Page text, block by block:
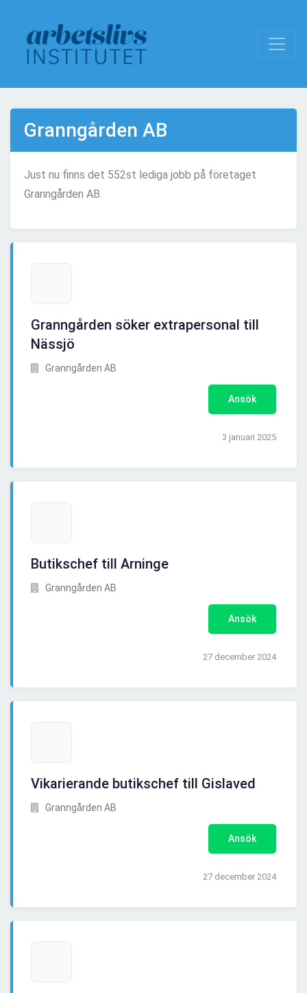
Granngården AB
Just nu finns det 552st lediga jobb på företaget
Granngården AB.
Granngården söker extrapersonal till
Nässjö
Granngården AB
Ansök
3 januari 2025
Butikschef till Arninge
Granngården AB
Ansök
27 december 2024
Vikarierande butikschef till Gislaved
Granngården AB
Ansök
27 december 2024